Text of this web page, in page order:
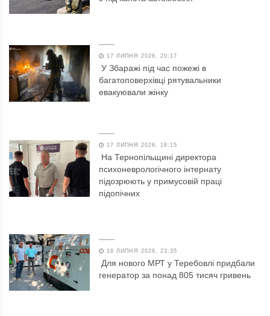
17 ЛИПНЯ 2026, 20:17
У Збаражі під час пожежі в
багатоповерхівці рятувальники
евакуювали жінку
17 ЛИПНЯ 2026, 18:15
На Тернопільщині директора
психоневрологічного інтернату
підозрюють у примусовій праці
підопічних
16 ЛИПНЯ 2026, 23:35
Для нового МРТ у Теребовлі придбали
генератор за понад 805 тисяч гривень